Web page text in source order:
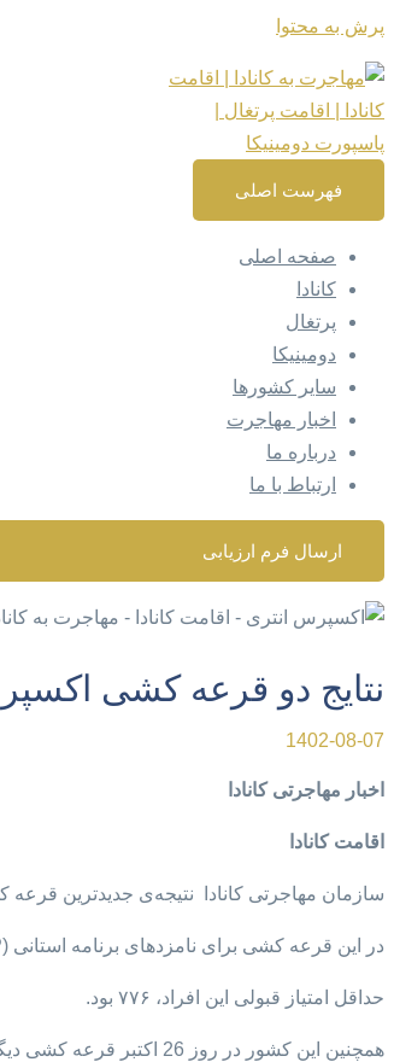
پرش به محتوا
فهرست اصلی
صفحه اصلی
کانادا
پرتغال
دومینیکا
سایر کشورها
اخبار مهاجرت
درباره ما
ارتباط با ما
ارسال فرم ارزیابی
نتایج دو قرعه کشی اکسپرس انتری
1402-08-07
اخبار مهاجرتی کانادا
اقامت کانادا
سازمان مهاجرتی کانادا نتیجه‌ی جدیدترین قرعه کشی مهاجرتی
در این قرعه کشی برای نامزدهای برنامه‌ استانی (PNP) تعداد ۱۵۴۸ دعوت نامه ارسال شد.
حداقل امتیاز قبولی این افراد، ۷۷۶ بود.
همچنین این کشور در روز 26 اکتبر قرعه کشی دیگری از برنامه اکسپرس انتری برگزار کرد.